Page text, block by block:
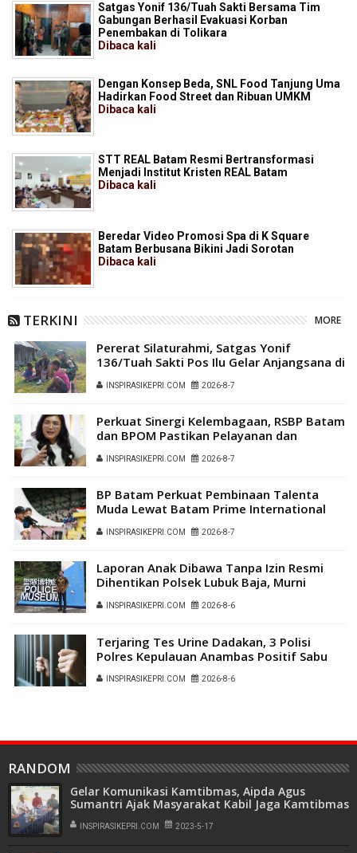
Satgas Yonif 136/Tuah Sakti Bersama Tim
Gabungan Berhasil Evakuasi Korban
Penembakan di Tolikara
Dibaca kali
Dengan Konsep Beda, SNL Food Tanjung Uma
Hadirkan Food Street dan Ribuan UMKM
Dibaca kali
STT REAL Batam Resmi Bertransformasi
Menjadi Institut Kristen REAL Batam
Dibaca kali
Beredar Video Promosi Spa di K Square
Batam Berbusana Bikini Jadi Sorotan
Dibaca kali
TERKINI MORE
Pererat Silaturahmi, Satgas Yonif
136/Tuah Sakti Pos Ilu Gelar Anjangsana di
INSPIRASIKEPRI.COM 2026-8-7
Perkuat Sinergi Kelembagaan, RSBP Batam
dan BPOM Pastikan Pelayanan dan
INSPIRASIKEPRI.COM 2026-8-7
BP Batam Perkuat Pembinaan Talenta
Muda Lewat Batam Prime International
INSPIRASIKEPRI.COM 2026-8-7
Laporan Anak Dibawa Tanpa Izin Resmi
Dihentikan Polsek Lubuk Baja, Murni
INSPIRASIKEPRI.COM 2026-8-6
Terjaring Tes Urine Dadakan, 3 Polisi
Polres Kepulauan Anambas Positif Sabu
INSPIRASIKEPRI.COM 2026-8-6
RANDOM
Gelar Komunikasi Kamtibmas, Aipda Agus
Sumantri Ajak Masyarakat Kabil Jaga Kamtibmas
INSPIRASIKEPRI.COM 2023-5-17